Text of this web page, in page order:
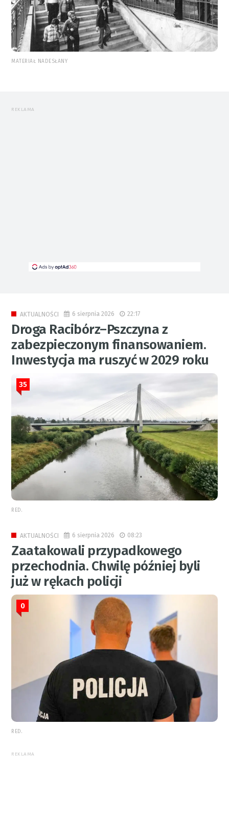
MATERIAŁ NADESŁANY
REKLAMA
AKTUALNOŚCI 6 sierpnia 2026 22:17
Droga Racibórz–Pszczyna z
zabezpieczonym finansowaniem.
Inwestycja ma ruszyć w 2029 roku
35
RED.
AKTUALNOŚCI 6 sierpnia 2026 08:23
Zaatakowali przypadkowego
przechodnia. Chwilę później byli
już w rękach policji
0
RED.
REKLAMA